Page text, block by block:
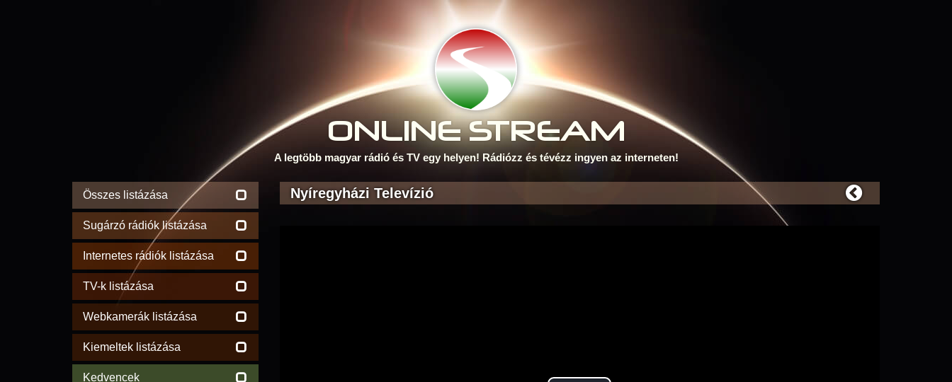
ONLINE STREAM
A legtöbb magyar rádió és TV egy helyen! Rádiózz és tévézz ingyen az interneten!
Összes listázása
Sugárzó rádiók listázása
Internetes rádiók listázása
TV-k listázása
Webkamerák listázása
Kiemeltek listázása
Kedvencek
Nyíregyházi Televízió